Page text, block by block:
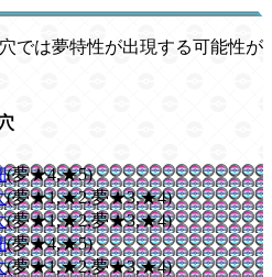
では夢特性が出現する可能性が
(夢★4,★5)
(夢★1,★2,夢★3,★4)
(夢★1,★2,夢★3,★4)
(夢★4,★5)
(夢★1,★2,夢★3,★4)